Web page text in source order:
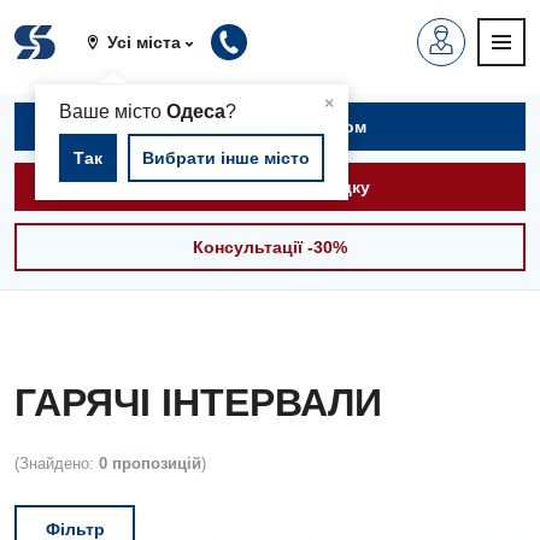
Усі міста
×
Ваше містоОдеса?
Так Вибрати інше місто
Записатися на прийом
Викликати швидку
Консультації -30%
ГАРЯЧІ ІНТЕРВАЛИ
(Знайдено: 0 пропозицій)
Фільтр